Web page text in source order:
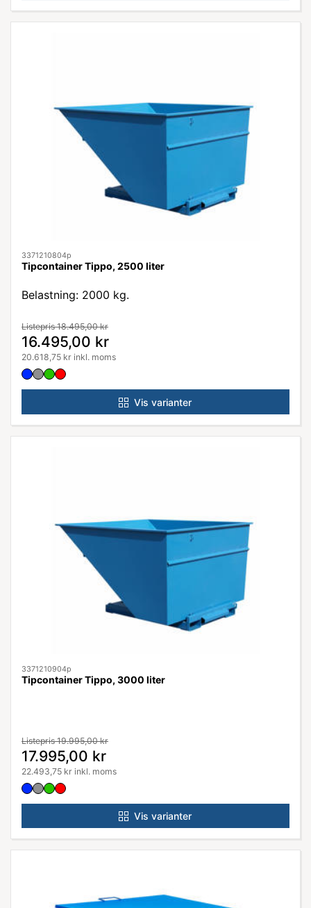
3371210804p
Tipcontainer Tippo, 2500 liter
Belastning: 2000 kg.
Listepris 18.495,00 kr
16.495,00 kr
20.618,75 kr inkl. moms
Vis varianter
3371210904p
Tipcontainer Tippo, 3000 liter
Listepris 19.995,00 kr
17.995,00 kr
22.493,75 kr inkl. moms
Vis varianter